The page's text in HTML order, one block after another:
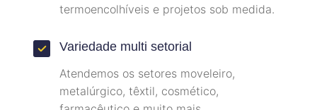
termoencolhíveis e projetos sob medida.
Variedade multi setorial
Atendemos os setores moveleiro,
metalúrgico, têxtil, cosmético,